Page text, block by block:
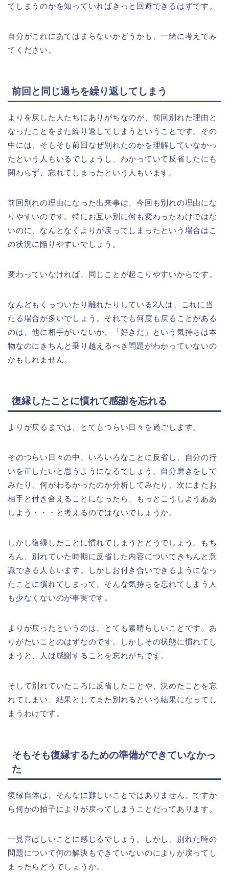
てしまうのかを知っていればきっと回避できるはずです。
自分がこれにあてはまらないかどうかも、一緒に考えてみ
てください。
前回と同じ過ちを繰り返してしまう
よりを戻した人たちにありがちなのが、前回別れた理由と
なったことをまた繰り返してしまうということです。その
中には、そもそも前回なぜ別れたのかを理解していなかっ
たという人もいるでしょうし、わかっていて反省したにも
関わらず、忘れてしまったという人もいます。
前回別れの理由になった出来事は、今回も別れの理由にな
りやすいのです。特にお互い別に何も変わったわけではな
いのに、なんとなくよりが戻ってしまったという場合はこ
の状況に陥りやすいでしょう。
変わっていなければ、同じことが起こりやすいからです。
なんどもくっついたり離れたりしている2人は、これに当
たる場合が多いでしょう。それでも何度も戻ることがある
のは、他に相手がいないか、「好きだ」という気持ちは本
物なのにきちんと乗り越えるべき問題がわかっていないの
かもしれません。
復縁したことに慣れて感謝を忘れる
よりが戻るまでは、とてもつらい日々を過ごします。
そのつらい日々の中、いろいろなことに反省し、自分の行
いを正したいと思うようになるでしょう。自分磨きをして
みたり、何がわるかったのか分析してみたり、次にまたお
相手と付き合えることになったら、もっとこうしようああ
しよう・・・と考えるのではないでしょうか。
しかし復縁したことに慣れてしまうとどうでしょう。もち
ろん、別れていた時期に反省した内容についてきちんと意
識できる人もいます。しかしお付き合いできるようになっ
たことに慣れてしまって、そんな気持ちを忘れてしまう人
も少なくないのが事実です。
よりが戻ったというのは、とても素晴らしいことです。あ
りがたいことのはずなのです。しかしその状態に慣れてし
まうと、人は感謝することを忘れがちです。
そして別れていたころに反省したことや、決めたことを忘
れてしまい、結果としてまた別れるという結果になってし
まうわけです。
そもそも復縁するための準備ができていなかっ
た
復縁自体は、そんなに難しいことではありません。ですか
ら何かの拍子によりが戻ってしまうことだってあります。
一見喜ばしいことに感じるでしょう。しかし、別れた時の
問題について何の解決もできていないのによりが戻ってし
まったらどうでしょうか。